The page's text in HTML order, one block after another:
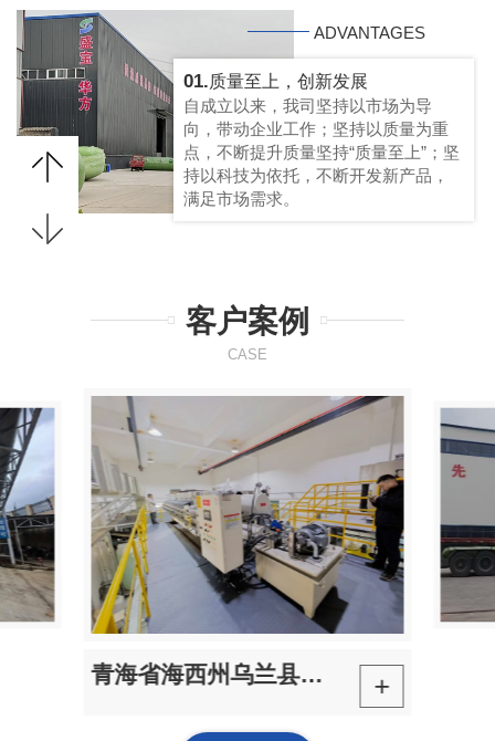
ADVANTAGES
01.质量至上，创新发展
自成立以来，我司坚持以市场为导
向，带动企业工作；坚持以质量为重
点，不断提升质量坚持“质量至上”；坚
持以科技为依托，不断开发新产品，
满足市场需求。
客户案例
CASE
青海省海西州乌兰县茶卡镇污水处理厂污泥脱水间改造项目 +